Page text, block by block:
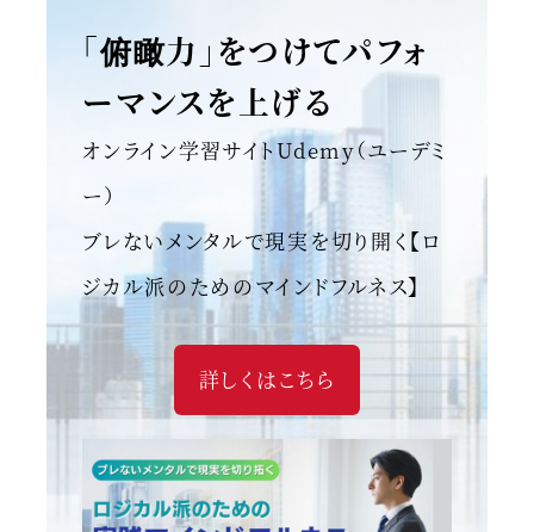
「俯瞰力」をつけてパフォ
ーマンスを上げる
オンライン学習サイトUdemy（ユーデミ
ー）
ブレないメンタルで現実を切り開く【ロ
ジカル派のためのマインドフルネス】
詳しくはこちら